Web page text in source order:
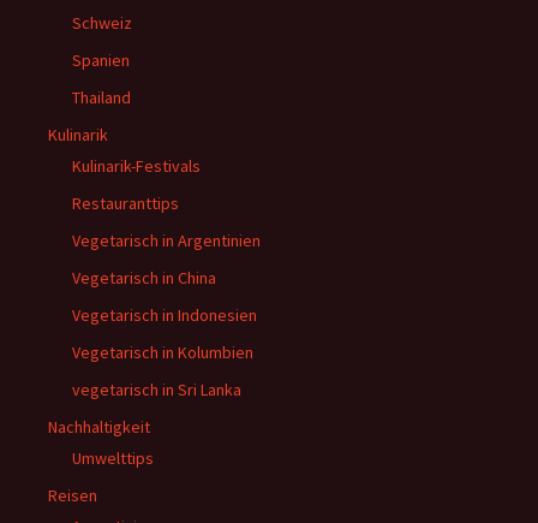
Schweiz
Spanien
Thailand
Kulinarik
Kulinarik-Festivals
Restauranttips
Vegetarisch in Argentinien
Vegetarisch in China
Vegetarisch in Indonesien
Vegetarisch in Kolumbien
vegetarisch in Sri Lanka
Nachhaltigkeit
Umwelttips
Reisen